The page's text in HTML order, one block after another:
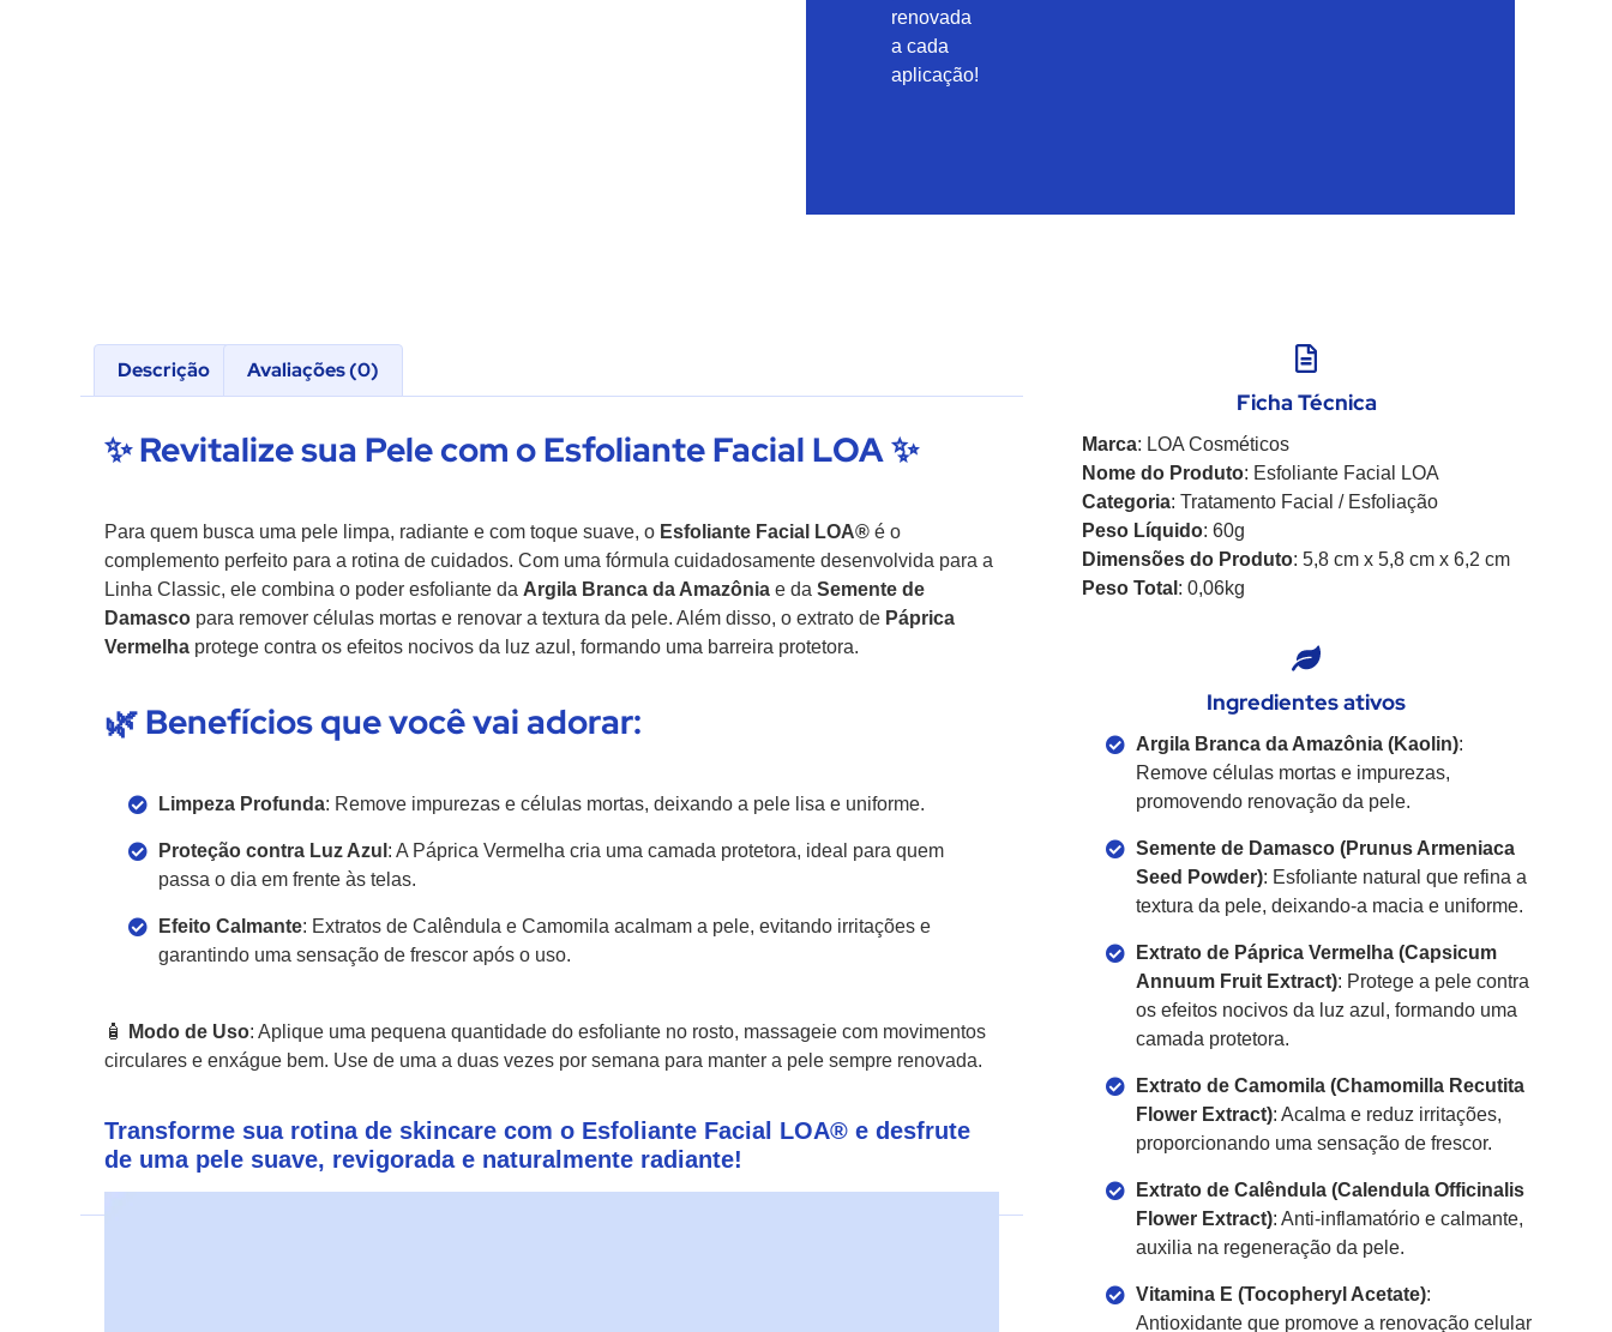
renovada
a cada
aplicação!
Descrição Avaliações (0)
✨ Revitalize sua Pele com o Esfoliante Facial LOA ✨
Para quem busca uma pele limpa, radiante e com toque suave, o Esfoliante Facial LOA® é o
complemento perfeito para a rotina de cuidados. Com uma fórmula cuidadosamente desenvolvida para a
Linha Classic, ele combina o poder esfoliante da Argila Branca da Amazônia e daSemente de
Damasco para remover células mortas e renovar a textura da pele. Além disso, o extrato de Páprica
Vermelha protege contra os efeitos nocivos da luz azul, formando uma barreira protetora.
🌿 Benefícios que você vai adorar:
Limpeza Profunda: Remove impurezas e células mortas, deixando a pele lisa e uniforme.
Proteção contra Luz Azul : A Páprica Vermelha cria uma camada protetora, ideal para quem
passa o dia em frente às telas.
Efeito Calmante: Extratos de Calêndula e Camomila acalmam a pele, evitando irritações e
garantindo uma sensação de frescor após o uso.
🧴 Modo de Uso: Aplique uma pequena quantidade do esfoliante no rosto, massageie com movimentos
circulares e enxágue bem. Use de uma a duas vezes por semana para manter a pele sempre renovada.
Transforme sua rotina de skincare com o Esfoliante Facial LOA® e desfrute
de uma pele suave, revigorada e naturalmente radiante!
Ficha Técnica
Marca: LOA Cosméticos
Nome do Produto: Esfoliante Facial LOA
Categoria: Tratamento Facial / Esfoliação
Peso Líquido: 60g
Dimensões do Produto: 5,8 cm x 5,8 cm x 6,2 cm
Peso Total : 0,06kg
Ingredientes ativos
Argila Branca da Amazônia (Kaolin):
Remove células mortas e impurezas,
promovendo renovação da pele.
Semente de Damasco (Prunus Armeniaca
Seed Powder): Esfoliante natural que refina a
textura da pele, deixando-a macia e uniforme.
Extrato de Páprica Vermelha (Capsicum
Annuum Fruit Extract): Protege a pele contra
os efeitos nocivos da luz azul, formando uma
camada protetora.
Extrato de Camomila (Chamomilla Recutita
Flower Extract): Acalma e reduz irritações,
proporcionando uma sensação de frescor.
Extrato de Calêndula (Calendula Officinalis
Flower Extract): Anti-inflamatório e calmante,
auxilia na regeneração da pele.
Vitamina E (Tocopheryl Acetate):
Antioxidante que promove a renovação celular